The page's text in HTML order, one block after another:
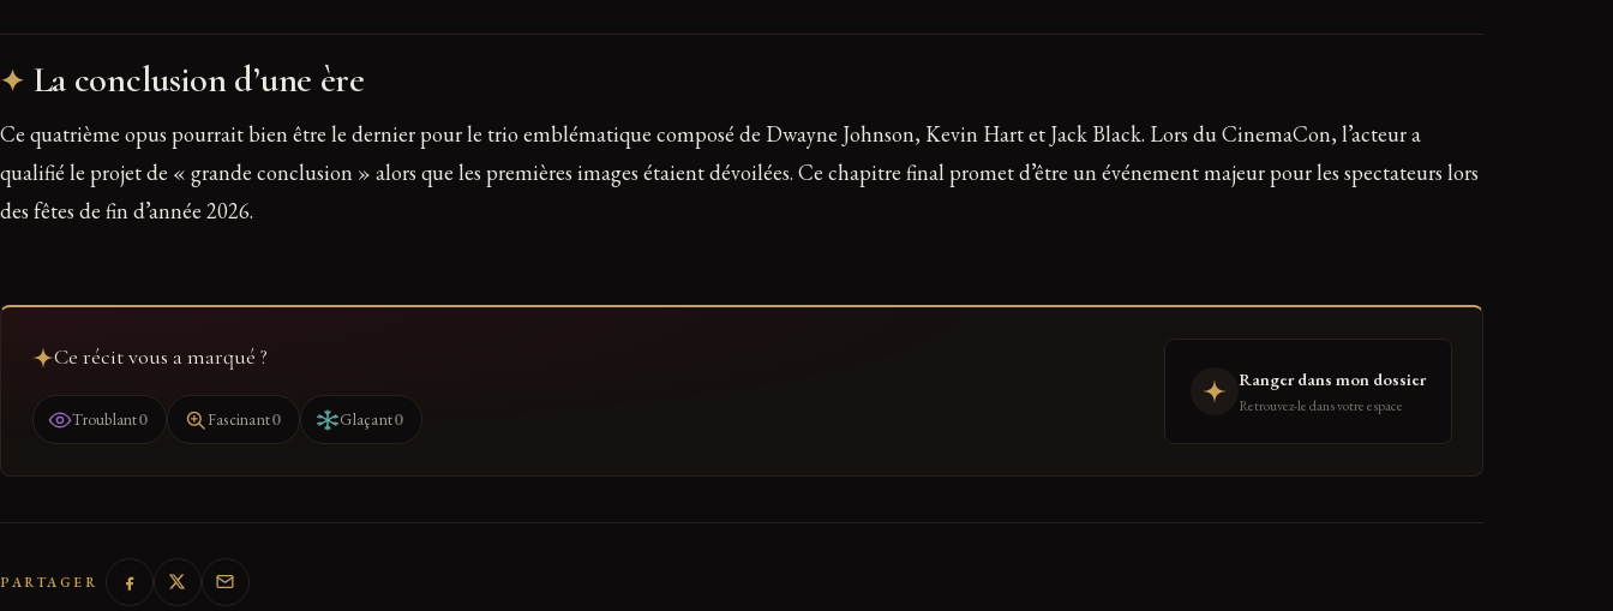
La conclusion d’une ère
Ce quatrième opus pourrait bien être le dernier pour le trio emblématique composé de Dwayne Johnson, Kevin Hart et Jack Black. Lors du CinemaCon, l’acteur a
qualifié le projet de « grande conclusion » alors que les premières images étaient dévoilées. Ce chapitre final promet d’être un événement majeur pour les spectateurs lors
des fêtes de fin d’année 2026.
Ce récit vous a marqué ?
Troublant0 Fascinant0 Glaçant0
Ranger dans mon dossier
Retrouvez-le dans votre espace
PARTAGER